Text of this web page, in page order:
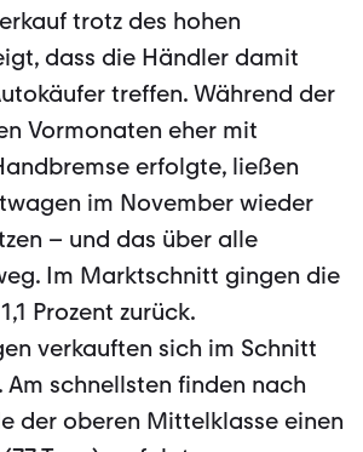
trotz des hohen
dass die Händler damit
treffen. Während der
Vormonaten eher mit
erfolgte, ließen
im November wieder
– und das über alle
Im Marktschnitt gingen die
Prozent zurück.
verkauften sich im Schnitt
Am schnellsten finden nach
der oberen Mittelklasse einen